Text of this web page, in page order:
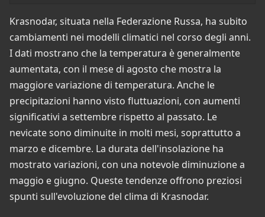
Krasnodar, situata nella Federazione Russa, ha subito
cambiamenti nei modelli climatici nel corso degli anni.
I dati mostrano che la temperatura è generalmente
aumentata, con il mese di agosto che mostra la
maggiore variazione di temperatura. Anche le
precipitazioni hanno visto fluttuazioni, con aumenti
significativi a settembre rispetto al passato. Le
nevicate sono diminuite in molti mesi, soprattutto a
marzo e dicembre. La durata dell'insolazione ha
mostrato variazioni, con una notevole diminuzione a
maggio e giugno. Queste tendenze offrono preziosi
spunti sull'evoluzione del clima di Krasnodar.